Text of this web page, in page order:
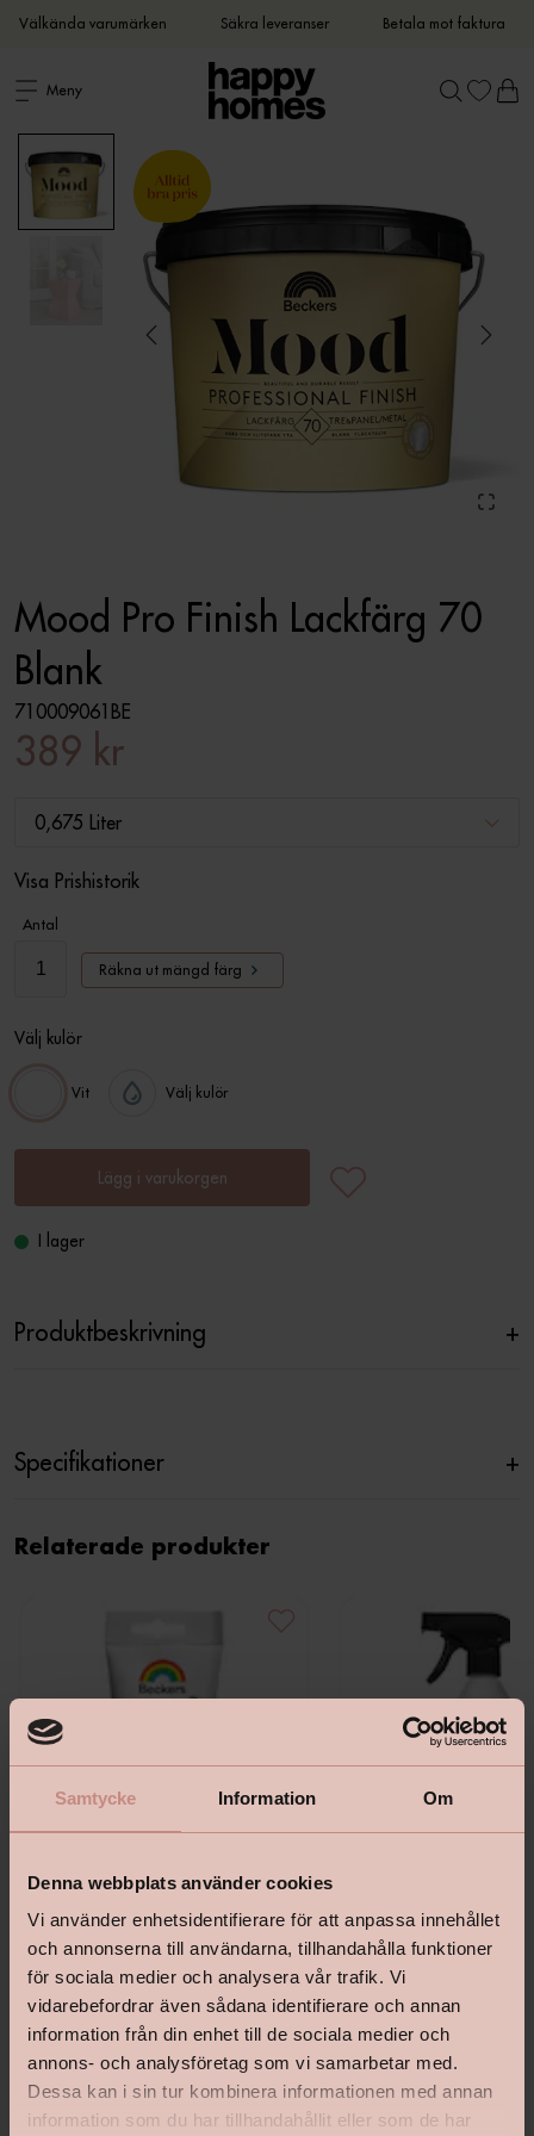
Samtycke Information Om
Denna webbplats använder cookies
Vi använder enhetsidentifierare för att anpassa innehållet
och annonserna till användarna, tillhandahålla funktioner
för sociala medier och analysera vår trafik. Vi
vidarebefordrar även sådana identifierare och annan
information från din enhet till de sociala medier och
annons- och analysföretag som vi samarbetar med.
Dessa kan i sin tur kombinera informationen med annan
information som du har tillhandahållit eller som de har
Välkända varumärken Säkra leveranser Betala mot faktura
Meny
Mood Pro Finish Lackfärg 70
Blank
710009061BE
389 kr
0,675 Liter
Visa Prishistorik
Antal
Räkna ut mängd färg
Välj kulör
Vit Välj kulör
Lägg i varukorgen
I lager
Produktbeskrivning +
Specifikationer +
Relaterade produkter
Beckers Snickerispackel Inomhustvätt Beckers Plus